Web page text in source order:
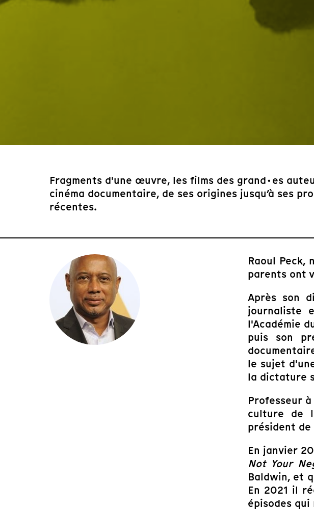
Fragments d'une œuvre, les films des grand·es
cinéma documentaire, de ses origines jusqu’à ses
récentes.
Raoul Peck,
parents ont
Après son
journaliste
l'Académie
puis son
le sujet
la dictature
Professeur
culture de
président de
En janvier
Not Your
Baldwin, et
En 2021 il
épisodes